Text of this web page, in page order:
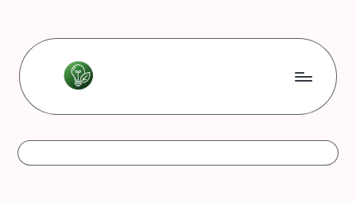
content
L
e
s
astuces